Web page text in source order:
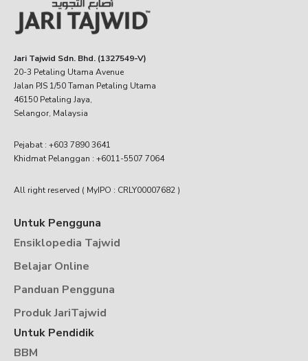
Jari Tajwid Sdn. Bhd. (1327549-V)
20-3 Petaling Utama Avenue
Jalan PJS 1/50 Taman Petaling Utama
46150 Petaling Jaya,
Selangor, Malaysia
Pejabat : +603 7890 3641
Khidmat Pelanggan : +6011-5507 7064
All right reserved ( MyIPO : CRLY00007682 )
Untuk Pengguna
Ensiklopedia Tajwid
Belajar Online
Panduan Pengguna
Produk JariTajwid
Untuk Pendidik
BBM